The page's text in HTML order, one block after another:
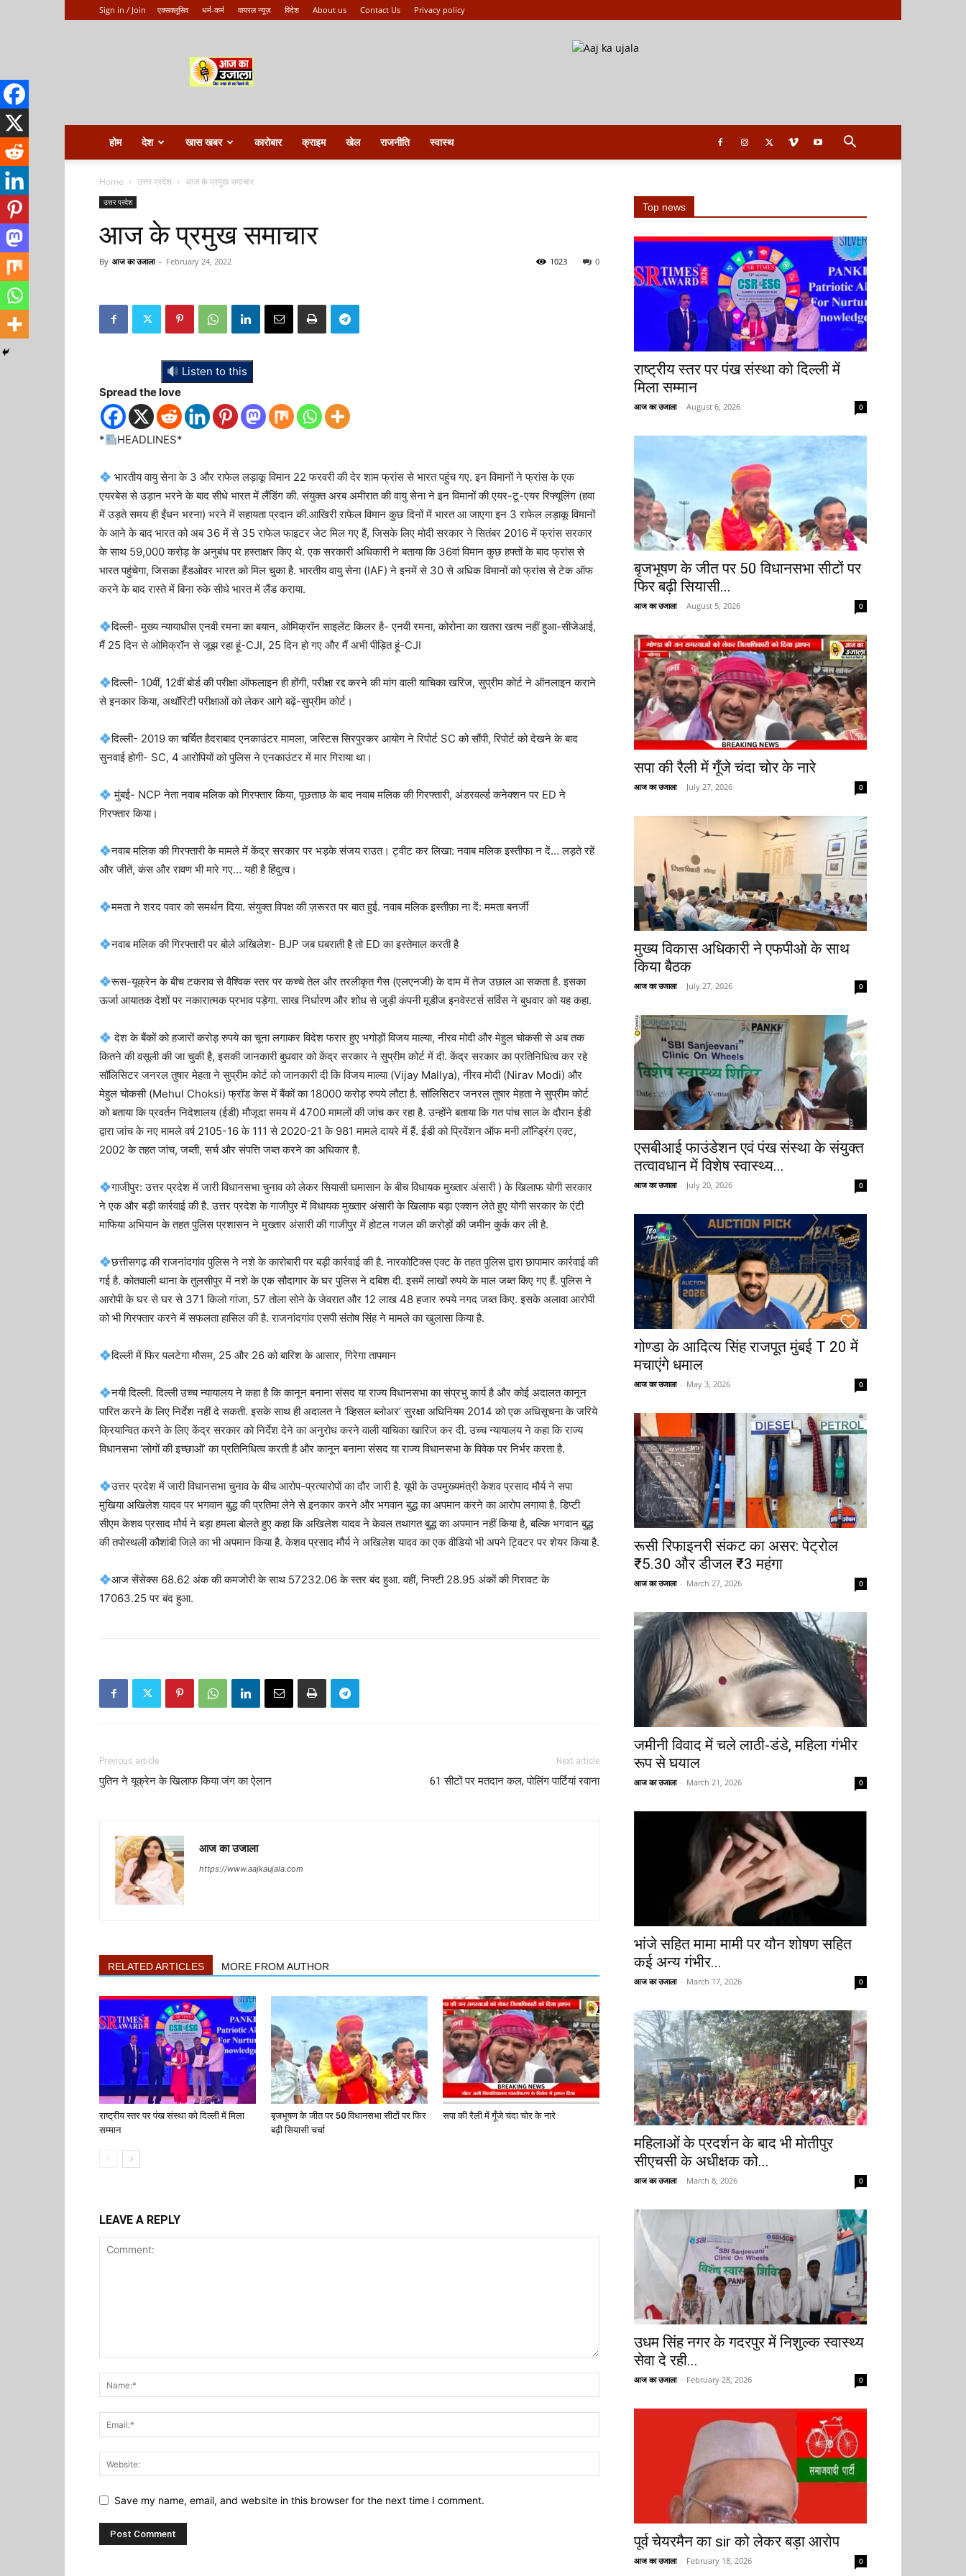
Sign in / Join एक्सक्लूसिव धर्म-कर्म वायरल न्यूज़ विदेश About us Contact Us Privacy policy
ka
ujala
होम देश खास खबर कारोबार क्राइम खेल राजनीति स्वास्थ
Home उत्तर प्रदेश आज के प्रमुख समाचार
उत्तर प्रदेश
आज के प्रमुख समाचार
By आज का उजाला - February 24, 2022 0
1023
Listen to this
Spread the love
* HEADLINES*
भारतीय वायु सेना के 3 और राफेल लड़ाकू विमान 22 फरवरी की देर शाम फ्रांस से भारत पहुंच गए. इन विमानों ने फ्रांस के एक
एयरबेस से उड़ान भरने के बाद सीधे भारत में लैंडिंग की. संयुक्त अरब अमीरात की वायु सेना ने इन विमानों की एयर-टू-एयर रिफ्यूलिंग (हवा
में उड़ते समय ही ईंधन भरना) भरने में सहायता प्रदान की.आखिरी राफेल विमान कुछ दिनों में भारत आ जाएगा इन 3 राफेल लड़ाकू विमानों
के आने के बाद भारत को अब 36 में से 35 राफेल फाइटर जेट मिल गए हैं, जिसके लिए मोदी सरकार ने सितंबर 2016 में फ्रांस सरकार
के साथ 59,000 करोड़ के अनुबंध पर हस्ताक्षर किए थे. एक सरकारी अधिकारी ने बताया कि 36वां विमान कुछ हफ्तों के बाद फ्रांस से
भारत पहुंचेगा, जिसका हैंडओवर भारत को मिल चुका है. भारतीय वायु सेना (IAF) ने इनमें से 30 से अधिक विमानों को फ्रांस से टेक ऑफ
करने के बाद रास्ते में बिना रुके सीधे भारत में लैंड कराया.
दिल्ली- मुख्य न्यायाधीस एनवी रमना का बयान, ओमिक्रॉन साइलेंट किलर है- एनवी रमना, कोरोना का खतरा खत्म नहीं हुआ-सीजेआई,
मैं 25 दिन से ओमिक्रॉन से जूझ रहा हूं-CJI, 25 दिन हो गए और मैं अभी पीड़ित हूं-CJI
दिल्ली- 10वीं, 12वीं बोर्ड की परीक्षा ऑफलाइन ही होंगी, परीक्षा रद्द करने की मांग वाली याचिका खरिज, सुप्रीम कोर्ट ने ऑनलाइन कराने
से इनकार किया, अथॉरिटी परीक्षाओं को लेकर आगे बढ़ें-सुप्रीम कोर्ट।
दिल्ली- 2019 का चर्चित हैदराबाद एनकाउंटर मामला, जस्टिस सिरपुरकर आयोग ने रिपोर्ट SC को सौंपी, रिपोर्ट को देखने के बाद
सुनवाई होगी- SC, 4 आरोपियों को पुलिस ने एनकाउंटर में मार गिराया था।
मुंबई- NCP नेता नवाब मलिक को गिरफ्तार किया, पूछताछ के बाद नवाब मलिक की गिरफ्तारी, अंडरवर्ल्ड कनेक्शन पर ED ने
गिरफ्तार किया।
नवाब मलिक की गिरफ्तारी के मामले में केंद्र सरकार पर भड़के संजय राउत। ट्वीट कर लिखा: नवाब मलिक इस्तीफा न दें… लड़ते रहें
और जीतें, कंस और रावण भी मारे गए… यही है हिंदुत्व।
ममता ने शरद पवार को समर्थन दिया. संयुक्त विपक्ष की ज़रूरत पर बात हुई. नवाब मलिक इस्तीफ़ा ना दें: ममता बनर्जी
नवाब मलिक की गिरफ्तारी पर बोले अखिलेश- BJP जब घबराती है तो ED का इस्तेमाल करती है
रूस-यूक्रेन के बीच टकराव से वैश्विक स्तर पर कच्चे तेल और तरलीकृत गैस (एलएनजी) के दाम में तेज उछाल आ सकता है. इसका
ऊर्जा आयातक देशों पर नकारात्मक प्रभाव पड़ेगा. साख निर्धारण और शोध से जुड़ी कंपनी मूडीज इनवेस्टर्स सर्विस ने बुधवार को यह कहा.
देश के बैंकों को हजारों करोड़ रुपये का चूना लगाकर विदेश फरार हुए भगोड़ों विजय माल्या, नीरव मोदी और मेहुल चोकसी से अब तक
कितने की वसूली की जा चुकी है, इसकी जानकारी बुधवार को केंद्र सरकार ने सुप्रीम कोर्ट में दी. केंद्र सरकार का प्रतिनिधित्व कर रहे
सॉलिसिटर जनरल तुषार मेहता ने सुप्रीम कोर्ट को जानकारी दी कि विजय माल्या (Vijay Mallya), नीरव मोदी (Nirav Modi) और
मेहुल चोकसी (Mehul Choksi) फ्रॉड केस में बैंकों का 18000 करोड़ रुपये लौटा है. सॉलिसिटर जनरल तुषार मेहता ने सुप्रीम कोर्ट
को बताया कि प्रवर्तन निदेशालय (ईडी) मौजूदा समय में 4700 मामलों की जांच कर रहा है. उन्होंने बताया कि गत पांच साल के दौरान ईडी
द्वारा जांच के नए मामले वर्ष 2105-16 के 111 से 2020-21 के 981 मामले दायरे में हैं. ईडी को प्रिवेंशन ऑफ मनी लॉन्ड्रिंग एक्ट,
2002 के तहत जांच, जब्ती, सर्च और संपत्ति जब्त करने का अधिकार है.
गाजीपुर: उत्तर प्रदेश में जारी विधानसभा चुनाव को लेकर सियासी घमासान के बीच विधायक मुख्तार अंसारी ) के खिलाफ योगी सरकार
ने एक और बड़ी कार्रवाई की है. उत्तर प्रदेश के गाजीपुर में विधायक मुख्तार अंसारी के खिलाफ बड़ा एक्शन लेते हुए योगी सरकार के एंटी
माफिया अभियान के तहत पुलिस प्रशासन ने मुख्तार अंसारी की गाजीपुर में होटल गजल की करोड़ों की जमीन कुर्क कर ली है.
छत्तीसगढ़ की राजनांदगांव पुलिस ने नशे के कारोबारी पर बड़ी कार्रवाई की है. नारकोटिक्स एक्ट के तहत पुलिस द्वारा छापामार कार्रवाई की
गई है. कोतवाली थाना के तुलसीपुर में नशे के एक सौदागार के घर पुलिस ने दबिश दी. इसमें लाखों रुपये के माल जब्त किए गए हैं. पुलिस ने
आरोपी के घर से घर से 371 किलो गांजा, 57 तोला सोने के जेवरात और 12 लाख 48 हजार रुपये नगद जब्त किए. इसके अलावा आरोपी
को भी गिरफ्तार करने में सफलता हासिल की है. राजनांदगांव एसपी संतोष सिंह ने मामले का खुलासा किया है.
दिल्ली में फिर पलटेगा मौसम, 25 और 26 को बारिश के आसार, गिरेगा तापमान
नयी दिल्ली. दिल्ली उच्च न्यायालय ने कहा है कि कानून बनाना संसद या राज्य विधानसभा का संप्रभु कार्य है और कोई अदालत कानून
पारित करने के लिए निर्देश नहीं दे सकती. इसके साथ ही अदालत ने ‘व्हिसल ब्लोअर’ सुरक्षा अधिनियम 2014 को एक अधिसूचना के जरिये
क्रियान्वित करने के लिए केंद्र सरकार को निर्देश देने का अनुरोध करने वाली याचिका खारिज कर दी. उच्च न्यायालय ने कहा कि राज्य
विधानसभा ‘लोगों की इच्छाओं’ का प्रतिनिधित्व करती है और कानून बनाना संसद या राज्य विधानसभा के विवेक पर निर्भर करता है.
उत्तर प्रदेश में जारी विधानसभा चुनाव के बीच आरोप-प्रत्यारोपों का दौर जारी है. यूपी के उपमुख्यमंत्री केशव प्रसाद मौर्य ने सपा
मुखिया अखिलेश यादव पर भगवान बुद्ध की प्रतिमा लेने से इनकार करने और भगवान बुद्ध का अपमान करने का आरोप लगाया है. डिप्टी
सीएम केशव प्रसाद मौर्य ने बड़ा हमला बोलते हुए कहा कि अखिलेश यादव ने केवल तथागत बुद्ध का अपमान नहीं किया है, बल्कि भगवान बुद्ध
की तपोस्थली कौशांबी जिले का भी अपमान किया है. केशव प्रसाद मौर्य ने अखिलेश यादव का एक वीडियो भी अपने ट्विटर पर शेयर किया है.
आज सेंसेक्स 68.62 अंक की कमजोरी के साथ 57232.06 के स्तर बंद हुआ. वहीं, निफ्टी 28.95 अंकों की गिरावट के
17063.25 पर बंद हुआ.
Previous article
पुतिन ने यूक्रेन के खिलाफ किया जंग का ऐलान
Next article
61 सीटों पर मतदान कल, पोलिंग पार्टियां रवाना
आज का उजाला
https://www.aajkaujala.com
RELATED ARTICLES MORE FROM AUTHOR
राष्ट्रीय स्तर पर पंख संस्था को दिल्ली में मिला
सम्मान
बृजभूषण के जीत पर 50 विधानसभा सीटों पर फिर
बढ़ी सियासी चर्चा
सपा की रैली में गूँजे चंदा चोर के नारे
LEAVE A REPLY
Save my name, email, and website in this browser for the next time I comment.
Top news
राष्ट्रीय स्तर पर पंख संस्था को दिल्ली में
मिला सम्मान
आज का उजाला - August 6, 2026 0
बृजभूषण के जीत पर 50 विधानसभा सीटों पर
फिर बढ़ी सियासी...
आज का उजाला - August 5, 2026 0
सपा की रैली में गूँजे चंदा चोर के नारे
आज का उजाला - July 27, 2026 0
मुख्य विकास अधिकारी ने एफपीओ के साथ
किया बैठक
आज का उजाला - July 27, 2026 0
एसबीआई फाउंडेशन एवं पंख संस्था के संयुक्त
तत्वावधान में विशेष स्वास्थ्य...
आज का उजाला - July 20, 2026 0
गोण्डा के आदित्य सिंह राजपूत मुंबई T 20 में
मचाएंगे धमाल
आज का उजाला - May 3, 2026 0
रूसी रिफाइनरी संकट का असर: पेट्रोल
₹5.30 और डीजल ₹3 महंगा
आज का उजाला - March 27, 2026 0
जमीनी विवाद में चले लाठी-डंडे, महिला गंभीर
रूप से घयाल
आज का उजाला - March 21, 2026 0
भांजे सहित मामा मामी पर यौन शोषण सहित
कई अन्य गंभीर...
आज का उजाला - March 17, 2026 0
महिलाओं के प्रदर्शन के बाद भी मोतीपुर
सीएचसी के अधीक्षक को...
आज का उजाला - March 8, 2026 0
उधम सिंह नगर के गदरपुर में निशुल्क स्वास्थ्य
सेवा दे रही...
आज का उजाला - February 28, 2026 0
पूर्व चेयरमैन का sir को लेकर बड़ा आरोप
आज का उजाला - February 18, 2026 0